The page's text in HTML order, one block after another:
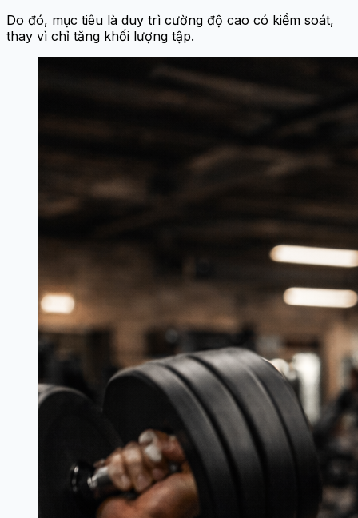
Do đó, mục tiêu là duy trì cường độ cao có kiểm soát,
thay vì chỉ tăng khối lượng tập.